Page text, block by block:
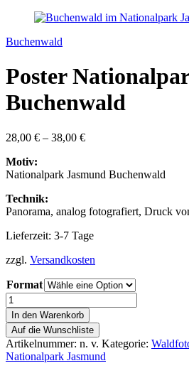
Buchenwald
Poster
Buchenwald
28,00 € – 38,00 €
Motiv:
Nationalpark Jasmund Buchenwald
Technik:
Panorama, analog fotografiert, Druck
Lieferzeit: 3-7 Tage
zzgl. Versandkosten
Format
In den Warenkorb
Auf die Wunschliste
Artikelnummer: n. v. Kategorie:
Nationalpark Jasmund